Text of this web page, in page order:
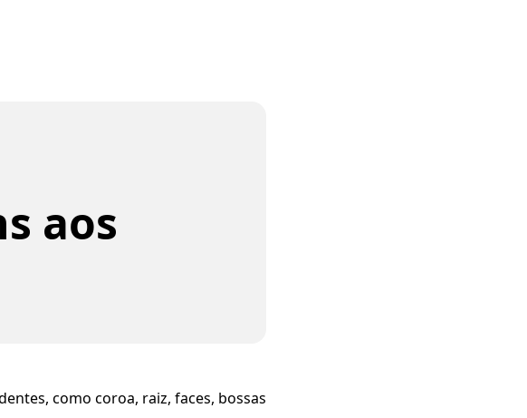
aos
como coroa, raiz, faces, bossas